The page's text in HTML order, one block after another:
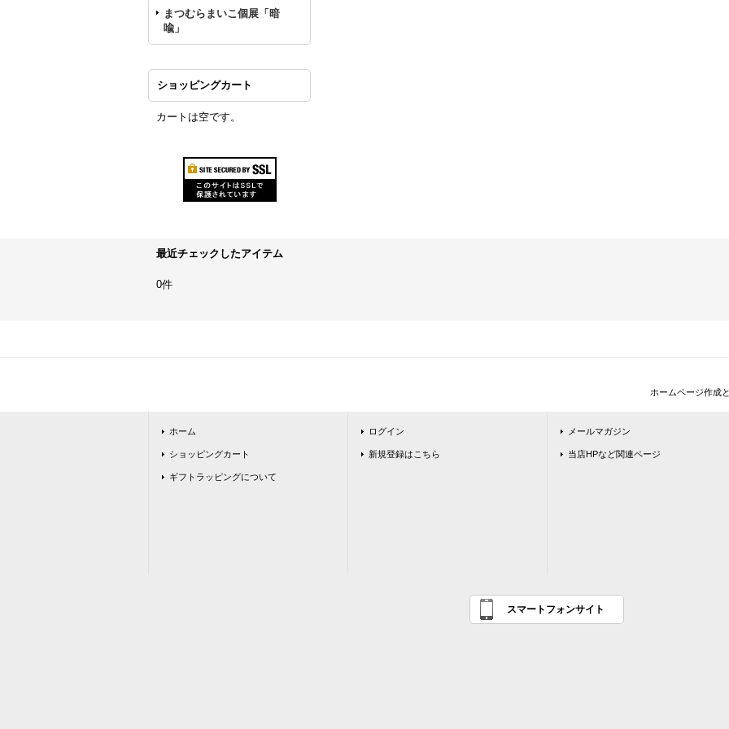
まつむらまいこ個展「暗
喩」
ショッピングカート
カートは空です。
最近チェックしたアイテム
0件
ホームページ作成
ホーム
ショッピングカート
ギフトラッピングについて
ログイン
新規登録はこちら
メールマガジン
当店HPなど関連ページ
スマートフォンサイト